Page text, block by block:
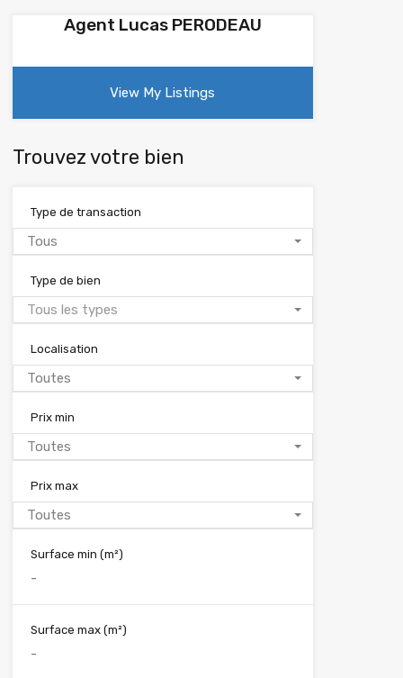
Agent Lucas PERODEAU
View My Listings
Trouvez votre bien
Type de transaction
Tous
Type de bien
Tous les types
Localisation
Toutes
Prix min
Toutes
Prix max
Toutes
Surface min (m²)
Surface max (m²)